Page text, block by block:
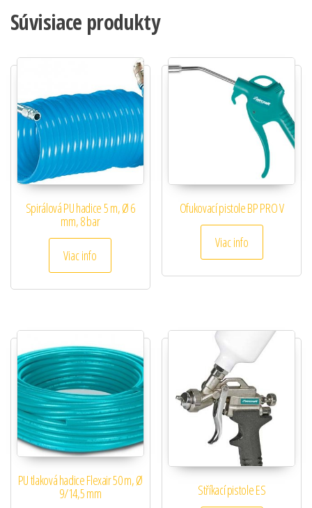
Súvisiace produkty
Spirálová PU hadice 5 m, Ø 6
mm, 8 bar
Viac info
Ofukovací pistole BP PRO V
Viac info
PU tlaková hadice Flexair 50 m, Ø
9/14,5 mm Stříkací pistole ES